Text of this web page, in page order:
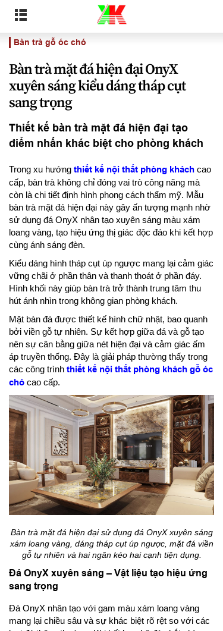
Bàn trà gỗ óc chó
Bàn trà mặt đá hiện đại OnyX
xuyên sáng kiểu dáng tháp cụt
sang trọng
Thiết kế bàn trà mặt đá hiện đại tạo
điểm nhấn khác biệt cho phòng khách
Trong xu hướng thiết kế nội thất phòng khách cao
cấp, bàn trà không chỉ đóng vai trò công năng mà
còn là chi tiết định hình phong cách thẩm mỹ. Mẫu
bàn trà mặt đá hiện đại này gây ấn tượng mạnh nhờ
sử dụng đá OnyX nhân tạo xuyên sáng màu xám
loang vàng, tạo hiệu ứng thị giác độc đáo khi kết hợp
cùng ánh sáng đèn.
Kiểu dáng hình tháp cụt úp ngược mang lại cảm giác
vững chãi ở phần thân và thanh thoát ở phần đáy.
Hình khối này giúp bàn trà trở thành trung tâm thu
hút ánh nhìn trong không gian phòng khách.
Mặt bàn đá được thiết kế hình chữ nhật, bao quanh
bởi viền gỗ tự nhiên. Sự kết hợp giữa đá và gỗ tạo
nên sự cân bằng giữa nét hiện đại và cảm giác ấm
áp truyền thống. Đây là giải pháp thường thấy trong
các công trình thiết kế nội thất phòng khách gỗ óc
chó cao cấp.
Bàn trà mặt đá hiện đại sử dụng đá OnyX xuyên sáng
xám loang vàng, dáng tháp cụt úp ngược, mặt đá viền
gỗ tự nhiên và hai ngăn kéo hai cạnh tiện dụng.
Đá OnyX xuyên sáng – Vật liệu tạo hiệu ứng
sang trọng
Đá OnyX nhân tạo với gam màu xám loang vàng
mang lại chiều sâu và sự khác biệt rõ rệt so với các